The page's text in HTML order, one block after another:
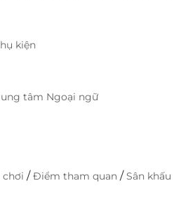
kiện
tâm Ngoại ngữ
chơi /Điểm tham quan /Sân khấu